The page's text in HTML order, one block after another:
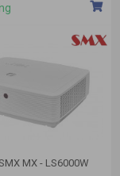
MX - LS6000W